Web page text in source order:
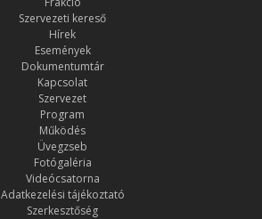
Szervezeti kereső
Hírek
Események
Dokumentumtár
Kapcsolat
Szervezet
Program
Működés
Üvegzseb
Fotógaléria
Videócsatorna
Adatkezelési tájékoztató
Szerkesztőség